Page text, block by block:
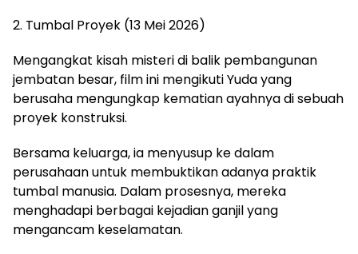
2. Tumbal Proyek (13 Mei 2026)
Mengangkat kisah misteri di balik pembangunan
jembatan besar, film ini mengikuti Yuda yang
berusaha mengungkap kematian ayahnya di sebuah
proyek konstruksi.
Bersama keluarga, ia menyusup ke dalam
perusahaan untuk membuktikan adanya praktik
tumbal manusia. Dalam prosesnya, mereka
menghadapi berbagai kejadian ganjil yang
mengancam keselamatan.